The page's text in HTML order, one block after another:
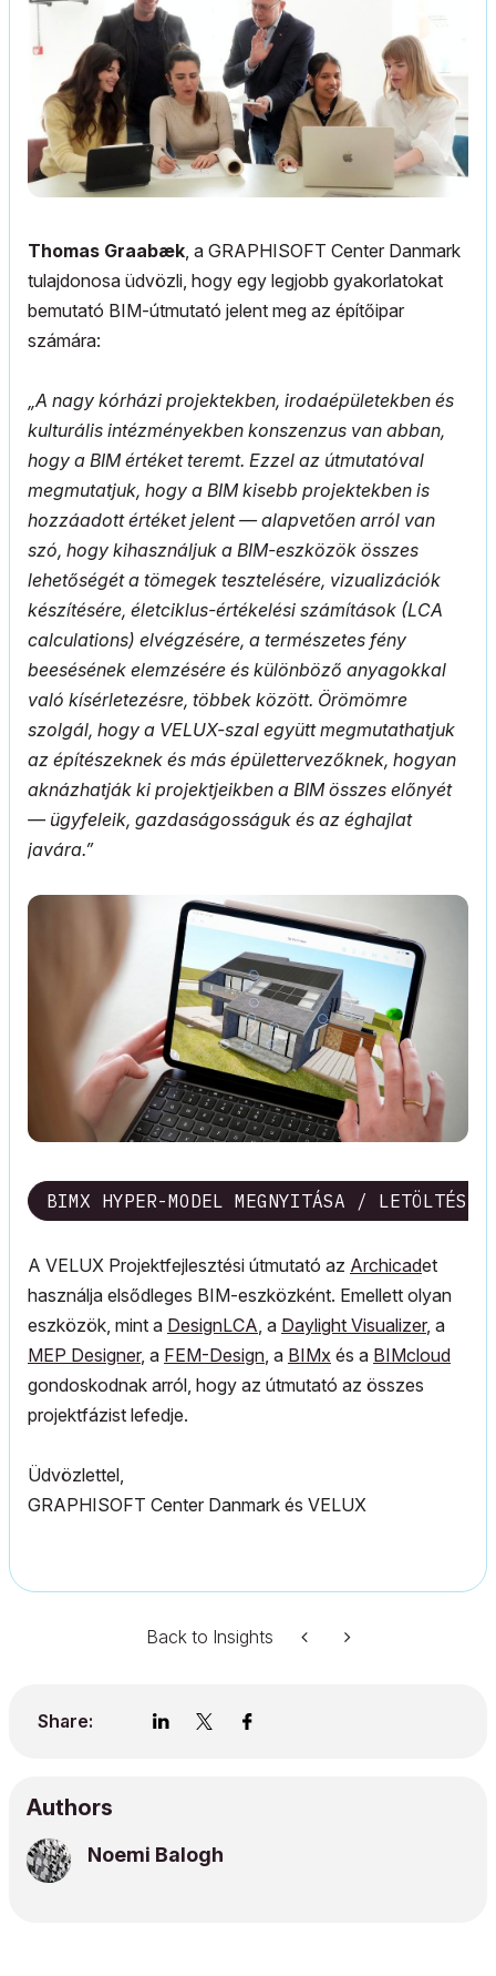
Thomas Graabæk , a GRAPHISOFT Center Danmark
tulajdonosa üdvözli, hogy egy legjobb gyakorlatokat
bemutató BIM-útmutató jelent meg az építőipar
számára:
„A nagy kórházi projektekben, irodaépületekben és
kulturális intézményekben konszenzus van abban,
hogy a BIM értéket teremt. Ezzel az útmutatóval
megmutatjuk, hogy a BIM kisebb projektekben is
hozzáadott értéket jelent — alapvetően arról van
szó, hogy kihasználjuk a BIM-eszközök összes
lehetőségét a tömegek tesztelésére, vizualizációk
készítésére, életciklus-értékelési számítások (LCA
calculations) elvégzésére, a természetes fény
beesésének elemzésére és különböző anyagokkal
való kísérletezésre, többek között. Örömömre
szolgál, hogy a VELUX-szal együtt megmutathatjuk
az építészeknek és más épülettervezőknek, hogyan
aknázhatják ki projektjeikben a BIM összes előnyét
— ügyfeleik, gazdaságosságuk és az éghajlat
javára.”
BIMX HYPER-MODEL MEGNYITÁSA / LETÖLTÉSE
A VELUX Projektfejlesztési útmutató az Archicadet
használja elsődleges BIM-eszközként. Emellett olyan
eszközök, mint a DesignLCA, a Daylight Visualizer, a
MEP Designer, a FEM-Design, a BIMx és a BIMcloud
gondoskodnak arról, hogy az útmutató az összes
projektfázist lefedje.
Üdvözlettel,
GRAPHISOFT Center Danmark és VELUX
Back to Insights
Share:
Authors
Noemi Balogh